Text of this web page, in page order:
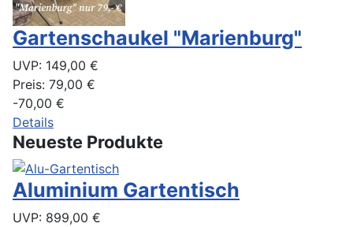
Gartenschaukel "Marienburg"
UVP: 149,00 €
Preis: 79,00 €
-70,00 €
Details
Neueste Produkte
Aluminium Gartentisch
UVP: 899,00 €